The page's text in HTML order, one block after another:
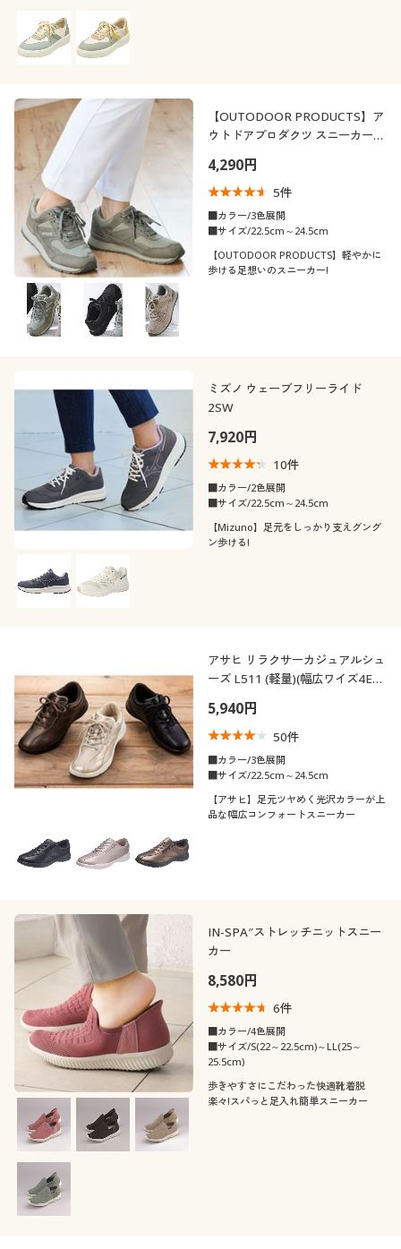
【OUTODOOR PRODUCTS】ア
ウトドアプロダクツ スニーカー
4,290円
5件
■カラー/3色展開
■サイズ/22.5cm～24.5cm
【OUTODOOR PRODUCTS】軽やかに
歩ける足想いのスニーカー!
ミズノ ウェーブフリーライド
2SW
7,920円
10件
■カラー/2色展開
■サイズ/22.5cm～24.5cm
【Mizuno】足元をしっかり支えグング
ン歩ける!
アサヒ リラクサーカジュアルシュ
ーズ L511 (軽量)(幅広ワイズ4E相
シューズ)
5,940円
50件
■カラー/3色展開
■サイズ/22.5cm～24.5cm
【アサヒ】足元ツヤめく光沢カラーが上
品な幅広コンフォートスニーカー
IN-SPA″ストレッチニットスニー
カー
8,580円
6件
■カラー/4色展開
■サイズ/S(22～22.5cm)～LL(25～
25.5cm)
歩きやすさにこだわった快適靴着脱
楽々!スパっと足入れ簡単スニーカー